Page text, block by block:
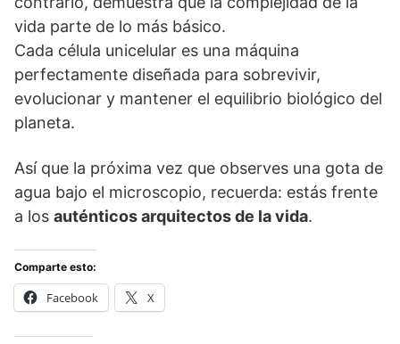
vida parte de lo más básico.
Cada célula unicelular es una máquina
perfectamente diseñada para sobrevivir,
evolucionar y mantener el equilibrio biológico del
planeta.
Así que la próxima vez que observes una gota de
agua bajo el microscopio, recuerda: estás frente
a los auténticos arquitectos de la vida.
Comparte esto:
Facebook X